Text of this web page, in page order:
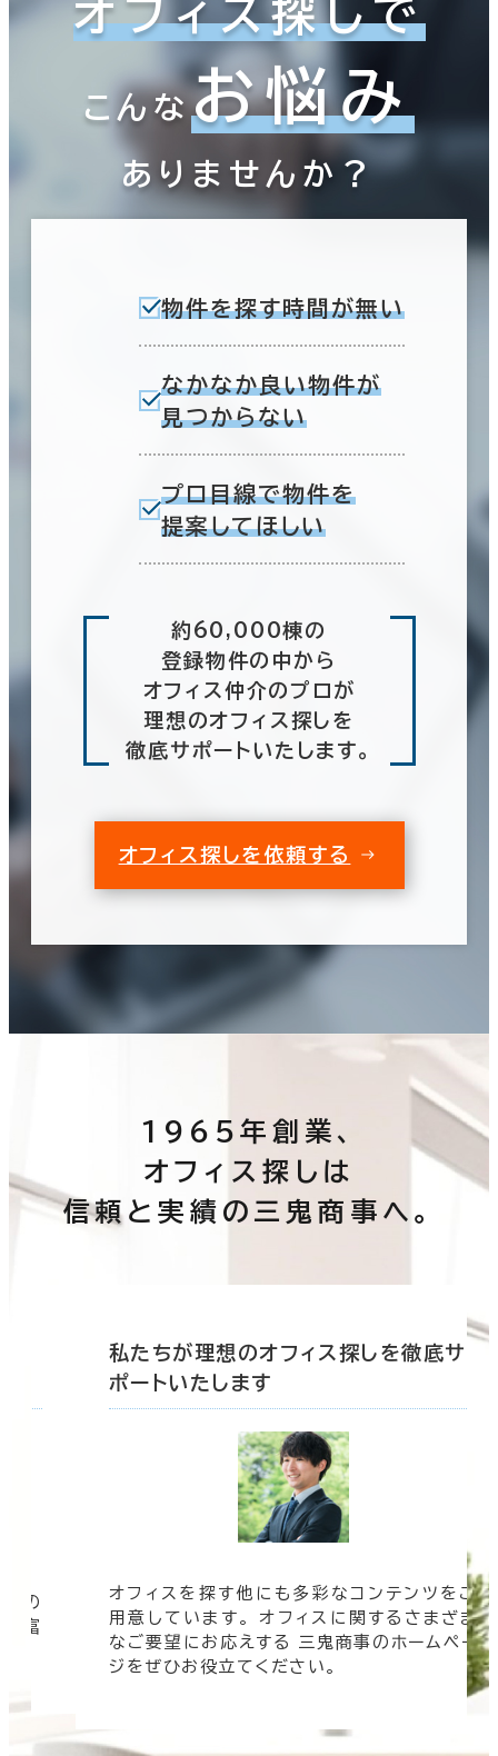
オフィス探しで
こんなお悩み
ありませんか？
物件を探す時間が無い
なかなか良い物件が
見つからない
プロ目線で物件を
提案してほしい
約60,000棟の
登録物件の中から
オフィス仲介のプロが
理想のオフィス探しを
徹底サポートいたします。
オフィス探しを依頼する
1965年創業、
オフィス探しは
信頼と実績の三鬼商事へ。
の
豊富
私たちが理想のオフィス探しを徹底サ
ポートいたします
オフィスを探す他にも多彩なコンテンツをご
用意しています。 オフィスに関するさまざま
なご要望にお応えする 三鬼商事のホームペー
ジをぜひお役立てください。